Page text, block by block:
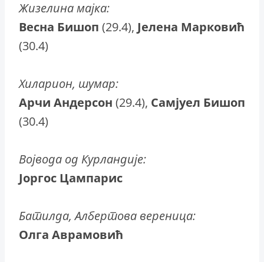
Жизелина мајка:
Весна Бишоп (29.4), Јелена Марковић
(30.4)
Хиларион, шумар:
Арчи Андерсон (29.4), Самјуел Бишоп
(30.4)
Војвода од Курландије:
Јоргос Цампарис
Батилда, Албертова вереница:
Олга Аврамовић